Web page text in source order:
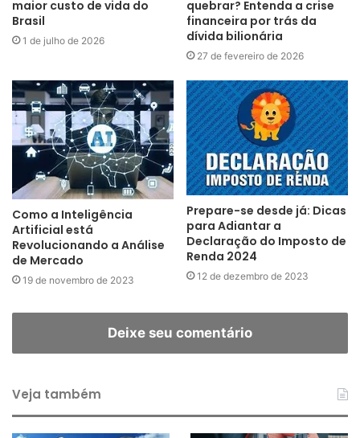
maior custo de vida do
Brasil
1 de julho de 2026
quebrar? Entenda a crise
financeira por trás da
dívida bilionária
27 de fevereiro de 2026
Como a Inteligência
Artificial está
Revolucionando a Análise
de Mercado
19 de novembro de 2023
Prepare-se desde já: Dicas
para Adiantar a
Declaração do Imposto de
Renda 2024
12 de dezembro de 2023
Deixe seu comentário
Veja também